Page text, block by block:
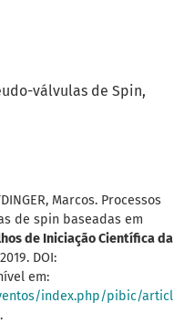
válvulas de Spin
Marcos. Processos
de spin baseadas em
de Iniciação Científica da
DOI:
em:
index.php/pibic/articl